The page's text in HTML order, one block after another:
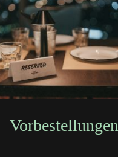
Vorbestellungen